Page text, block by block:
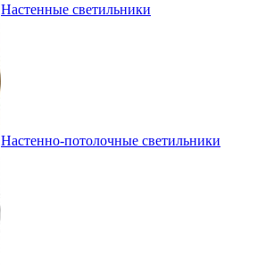
Настенные светильники
Настенно-потолочные светильники